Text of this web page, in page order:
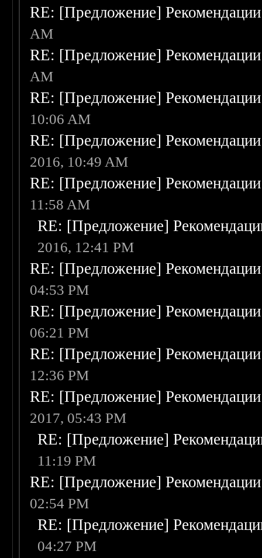
RE: [Предложение]
AM
RE: [Предложение]
AM
RE: [Предложение]
10:06 AM
RE: [Предложение]
2016, 10:49 AM
RE: [Предложение]
11:58 AM
RE: [Предложение]
2016, 12:41 PM
RE: [Предложение]
04:53 PM
RE: [Предложение]
06:21 PM
RE: [Предложение]
12:36 PM
RE: [Предложение]
2017, 05:43 PM
RE: [Предложение]
11:19 PM
RE: [Предложение]
02:54 PM
RE: [Предложение]
04:27 PM